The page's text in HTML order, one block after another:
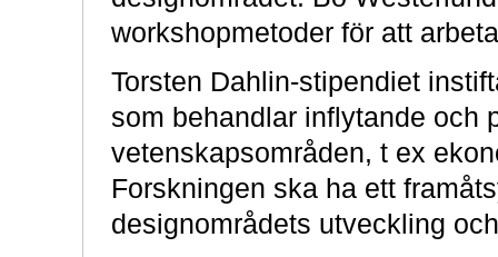
workshopmetoder för att
Torsten Dahlin-stipendiet
som behandlar inflytande och
vetenskapsområden, t ex
Forskningen ska ha ett
designområdets utveckling